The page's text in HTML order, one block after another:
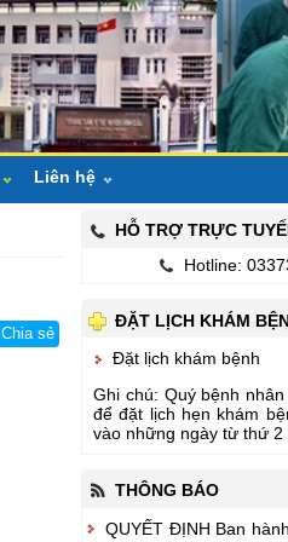
Lịch trực tuần
luật
chỉ đạo điều hành
Liên hệ
Email & ĐT liên lạc
Chia sẻ
HỖ TRỢ TRỰC
Hotline:
ĐẶT LỊCH KHÁM
Đặt lịch khám bệnh
Ghi chú: Quý bệnh
để đặt lịch hẹn khám
vào những ngày từ thứ 2
THÔNG BÁO
QUYẾT ĐỊNH Ban